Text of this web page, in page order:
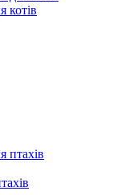
котів
птахів